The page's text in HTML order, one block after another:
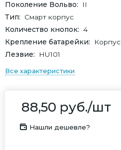
Поколение Вольво
II
Тип
Смарт корпус
Количество кнопок
4
Крепление батарейки
Корпус
Лезвие
HU101
Все характеристики
88,50 руб./шт
Нашли дешевле?